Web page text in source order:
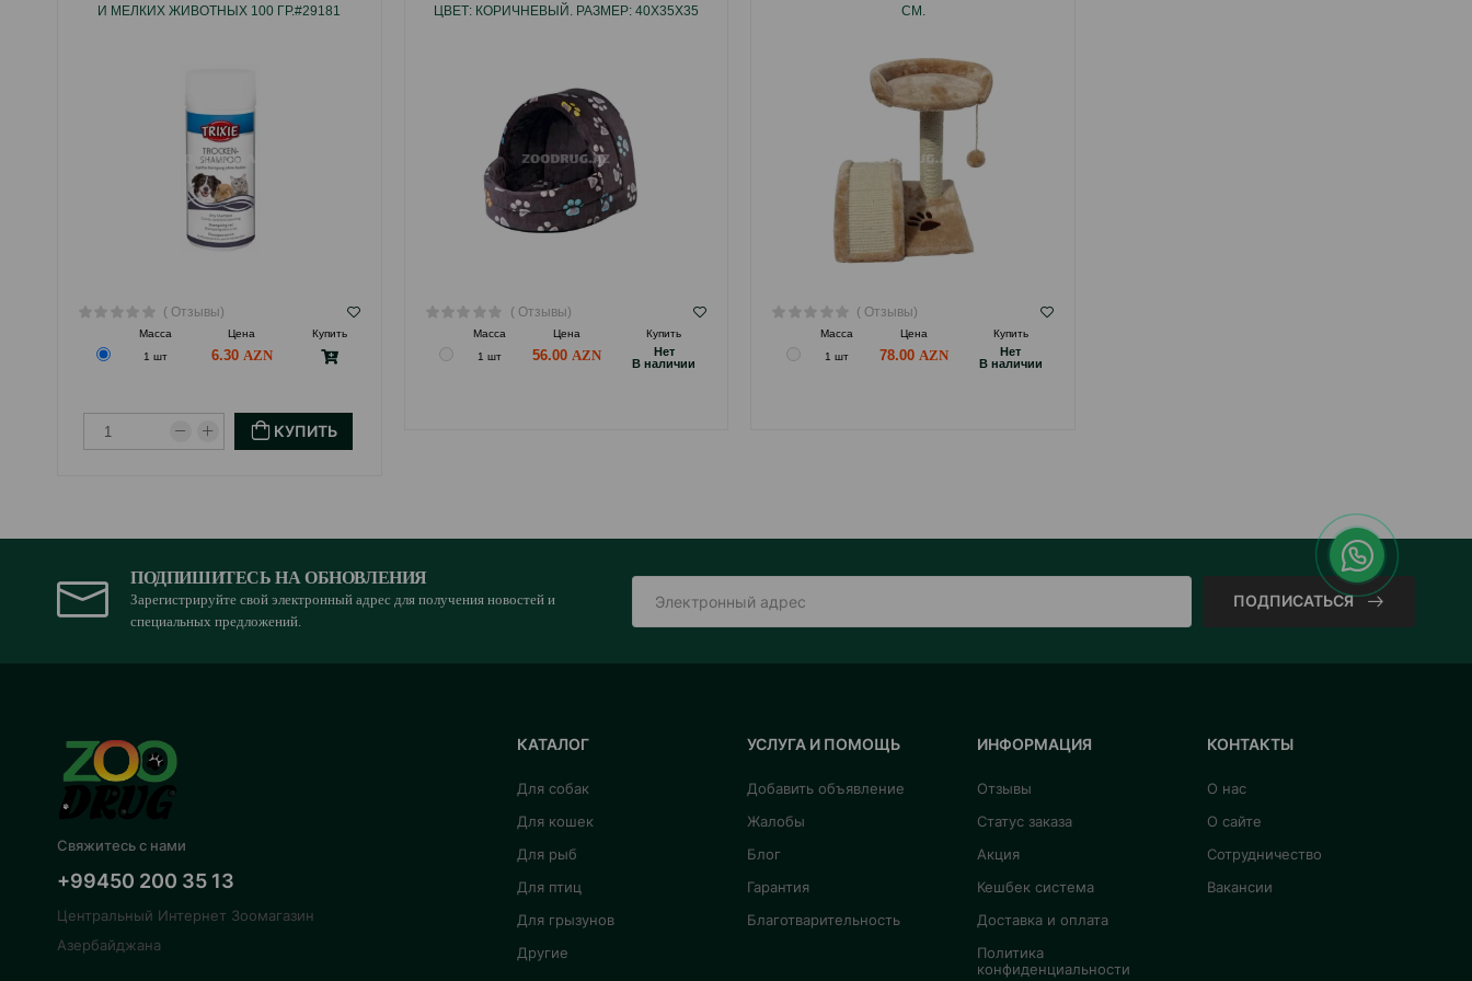
И МЕЛКИХ ЖИВОТНЫХ 100 ГР.#29181
( Отзывы)
Масса Цена
Купить
1 шт
6.30
КУПИТЬ
ЦВЕТ: КОРИЧНЕВЫЙ. РАЗМЕР: 40Х35Х35
( Отзывы)
Масса Цена
Купить
1 шт
56.00
Hет
B наличии
СМ.
( Отзывы)
Масса Цена
Купить
1 шт
78.00
Hет
B наличии
ПОДПИШИТЕСЬ НА ОБНОВЛЕНИЯ
Зарегистрируйте свой электронный адрес для получения новостей и
специальных предложений.
ПОДПИСАТЬСЯ
Свяжитесь с нами
+99450 200 35 13
Центральный Интернет Зоомагазин
Азербайджана
КАТАЛОГ
Для собак
Для кошек
Для рыб
Для птиц
Для грызунов
Другие
УСЛУГА И ПОМОЩЬ
Добавить объявление
Жалобы
Блог
Гарантия
Благотварительность
ИНФОРМАЦИЯ
Отзывы
Статус заказа
Акция
Кешбек система
Доставка и оплата
Политика
конфиденциальности
КОНТАКТЫ
О нас
О сайте
Сотрудничество
Вакансии